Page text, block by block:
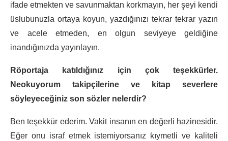
ifade etmekten ve savunmaktan korkmayın, her şeyi kendi
üslubunuzla ortaya koyun, yazdığınızı tekrar tekrar yazın
ve acele etmeden, en olgun seviyeye geldiğine
inandığınızda yayınlayın.
Röportaja katıldığınız için çok teşekkürler.
Neokuyorum takipçilerine ve kitap severlere
söyleyeceğiniz son sözler nelerdir?
Ben teşekkür ederim. Vakit insanın en değerli hazinesidir.
Eğer onu israf etmek istemiyorsanız kıymetli ve kaliteli